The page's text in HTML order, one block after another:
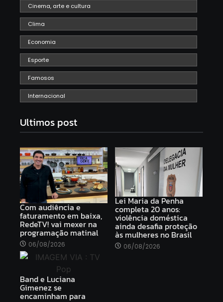
Cinema, arte e cultura
Clima
Economia
Esporte
Famosos
Internacional
Ultimos post
Com audiência e
faturamento em baixa,
RedeTV! vai mexer na
programação matinal
06/08/2026
Lei Maria da Penha
completa 20 anos:
violência doméstica
ainda desafia proteção
às mulheres no Brasil
06/08/2026
Band e Luciana
Gimenez se
encaminham para